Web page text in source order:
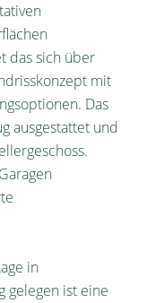
das sich über
mit
Das
ausgestattet und
in
gelegen ist eine